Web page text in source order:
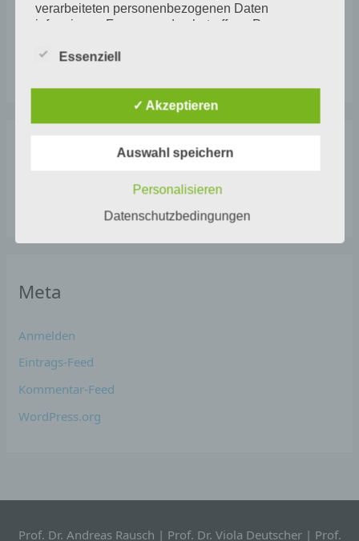
Archiv
Dezember 2020
Meta
Anmelden
Eintrags-Feed
Kommentar-Feed
WordPress.org
Prof. Dr. Andreas Rausch | Prof. Dr. Viola Deutscher | Prof.
verarbeiteten personenbezogenen Daten
informieren. Ferner werden betroffene Personen
zustehenden Rechte aufgeklärt.
zahlreiche technische und organisatorische
Maßnahmen umgesetzt, um einen möglichst
verarbeiteten personenbezogenen Daten
Datenübertragungen grundsätzlich
Schutz nicht gewährleistet werden kann. Aus
uns zu übermitteln.
Die Datenschutzerklärung beruht auf den
Begrifflichkeiten, die durch den Europäischen
Richtlinien- und Verordnungsgeber beim Erlass der
wurden. Unsere Datenschutzerklärung soll sowohl für
die Öffentlichkeit als auch für unsere Kunden und
Essenziell
✓ Akzeptieren
Auswahl speichern
Personalisieren
Datenschutzbedingungen